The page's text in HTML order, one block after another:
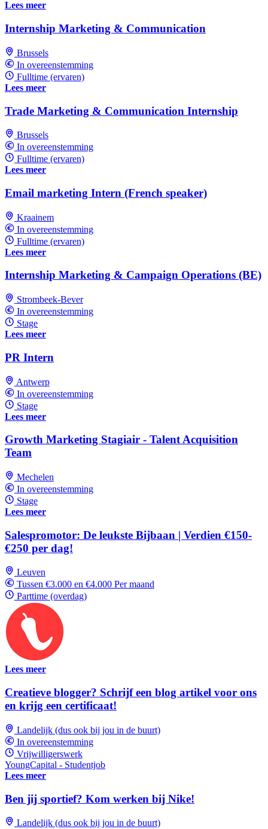
Lees meer
Internship Marketing & Communication
Brussels
In overeenstemming
Fulltime (ervaren)
Lees meer
Trade Marketing & Communication Internship
Brussels
In overeenstemming
Fulltime (ervaren)
Lees meer
Email marketing Intern (French speaker)
Kraainem
In overeenstemming
Fulltime (ervaren)
Lees meer
Internship Marketing & Campaign Operations (BE)
Strombeek-Bever
In overeenstemming
Stage
Lees meer
PR Intern
Antwerp
In overeenstemming
Stage
Lees meer
Growth Marketing Stagiair - Talent Acquisition
Team
Mechelen
In overeenstemming
Stage
Lees meer
Salespromotor: De leukste Bijbaan | Verdien €150-
€250 per dag!
Leuven
Tussen €3.000 en €4.000 Per maand
Parttime (overdag)
Lees meer
Creatieve blogger? Schrijf een blog artikel voor ons
en krijg een certificaat!
Landelijk (dus ook bij jou in de buurt)
In overeenstemming
Vrijwilligerswerk
YoungCapital - Studentjob
Lees meer
Ben jij sportief? Kom werken bij Nike!
Landelijk (dus ook bij jou in de buurt)